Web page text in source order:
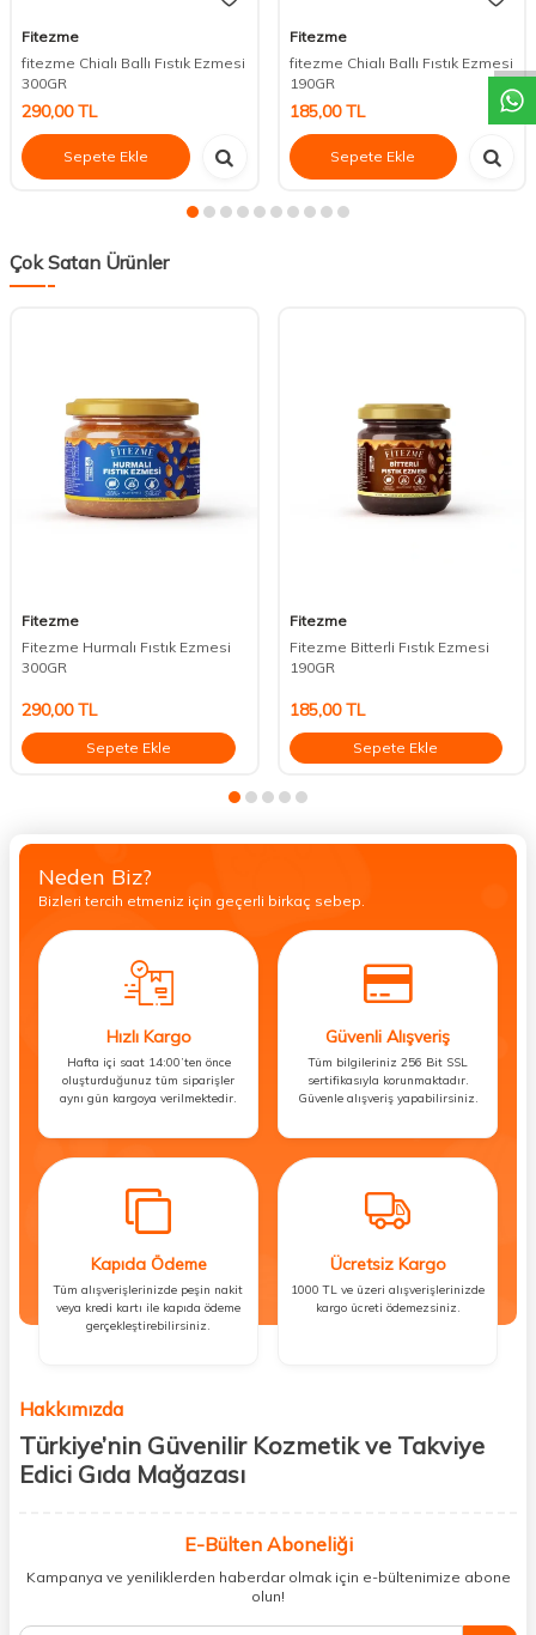
DESTEK
Fitezme
fitezme Chialı Ballı Fıstık Ezmesi
300GR
290,00TL
Sepete Ekle
Fitezme
fitezme Chialı Ballı Fıstık Ezmesi
190GR
185,00TL
Sepete Ekle
Çok Satan Ürünler
Fitezme
Fitezme Hurmalı Fıstık Ezmesi
300GR
290,00TL
Sepete Ekle
Fitezme
Fitezme Bitterli Fıstık Ezmesi
190GR
185,00TL
Sepete Ekle
Neden Biz?
Bizleri tercih etmeniz için geçerli birkaç sebep.
Hızlı Kargo
Hafta içi saat 14:00’ten önce
oluşturduğunuz tüm siparişler
aynı gün kargoya verilmektedir.
Güvenli Alışveriş
Tüm bilgileriniz 256 Bit SSL
sertifikasıyla korunmaktadır.
Güvenle alışveriş yapabilirsiniz.
Kapıda Ödeme
Tüm alışverişlerinizde peşin nakit
veya kredi kartı ile kapıda ödeme
gerçekleştirebilirsiniz.
Ücretsiz Kargo
1000 TL ve üzeri alışverişlerinizde
kargo ücreti ödemezsiniz.
Hakkımızda
Türkiye’nin Güvenilir Kozmetik ve Takviye
Edici Gıda Mağazası
kişisel bakım hem de takviye edici gıda ürünlerini sizlerle
buluşturuyoruz. Artık mağaza mağaza dolaşmanıza gerek yok;
ihtiyacınız olan her şeyi tek bir çatı altında topluyor ve kapınıza kadar
E-Bülten Aboneliği
Kampanya ve yeniliklerden haberdar olmak için e-bültenimize abone
olun!